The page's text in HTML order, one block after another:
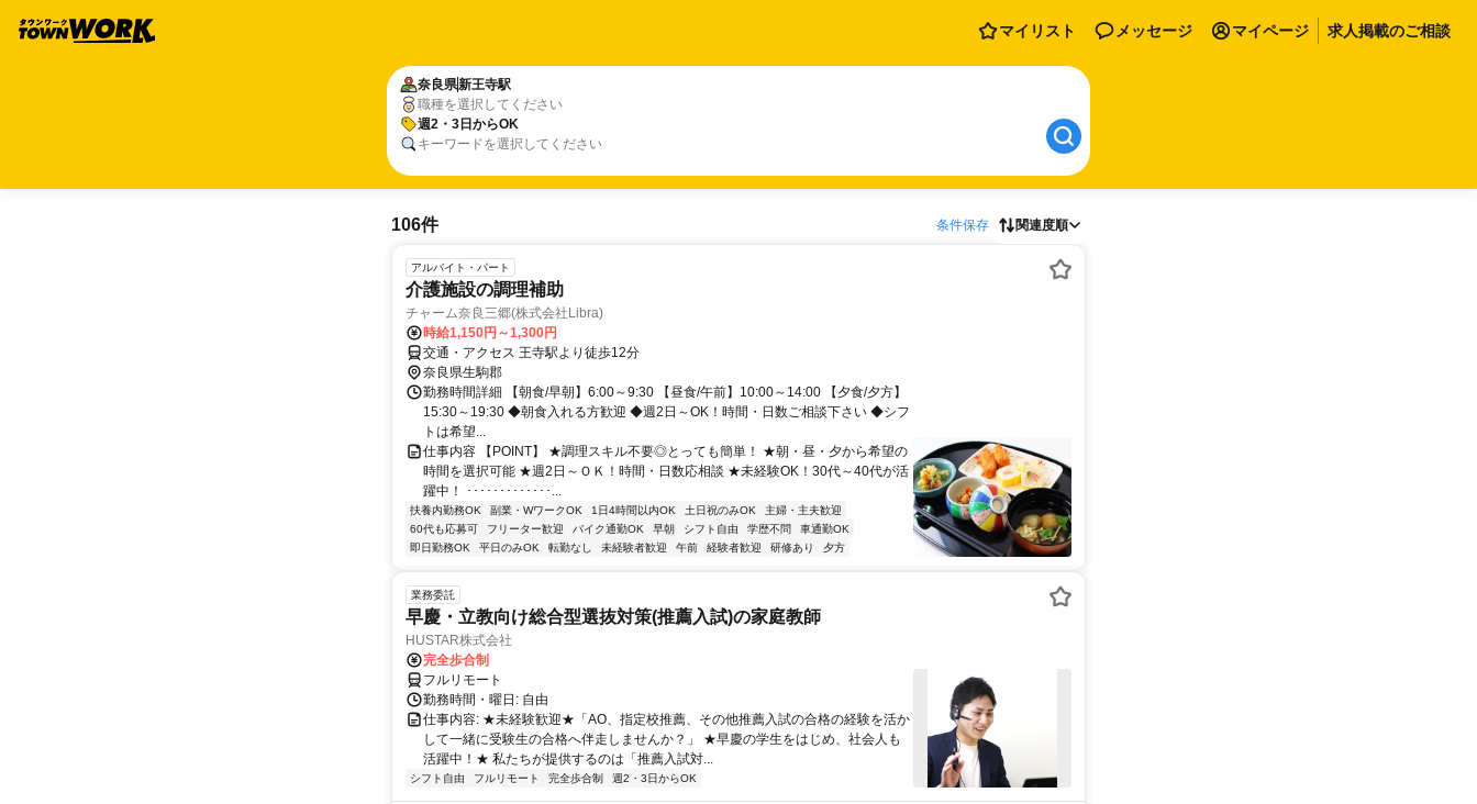
マイリスト メッセージ マイページ 求人掲載のご相談
奈良県新王寺駅
職種を選択してください
週2・3日からOK
キーワードを選択してください
106件 条件保存 関連度順
アルバイト・パート
介護施設の調理補助
チャーム奈良三郷(株式会社Libra)
時給1,150円～1,300円
交通・アクセス 王寺駅より徒歩12分
奈良県生駒郡
勤務時間詳細 【朝食/早朝】6:00～9:30 【昼食/午前】10:00～14:00 【夕食/夕方】
15:30～19:30 ◆朝食入れる方歓迎 ◆週2日～OK！時間・日数ご相談下さい ◆シフ
トは希望...
仕事内容 【POINT】 ★調理スキル不要◎とっても簡単！ ★朝・昼・夕から希望の
時間を選択可能 ★週2日～ＯＫ！時間・日数応相談 ★未経験OK！30代～40代が活
躍中！ ･････････････...
扶養内勤務OK 副業・WワークOK 1日4時間以内OK 土日祝のみOK
主婦・主夫歓迎
60代も応募可
フリーター歓迎 バイク通勤OK 早朝 シフト自由 学歴不問
車通勤OK
即日勤務OK
平日のみOK 転勤なし 未経験者歓迎 午前 経験者歓迎 研修あり 夕方
業務委託
早慶・立教向け総合型選抜対策(推薦入試)の家庭教師
HUSTAR株式会社
完全歩合制
フルリモート
勤務時間・曜日: 自由
仕事内容: ★未経験歓迎★「AO、指定校推薦、その他推薦入試の合格の経験を活か
して一緒に受験生の合格へ伴走しませんか？」 ★早慶の学生をはじめ、社会人も
活躍中！★ 私たちが提供するのは「推薦入試対...
シフト自由 フルリモート 完全歩合制 週2・3日からOK